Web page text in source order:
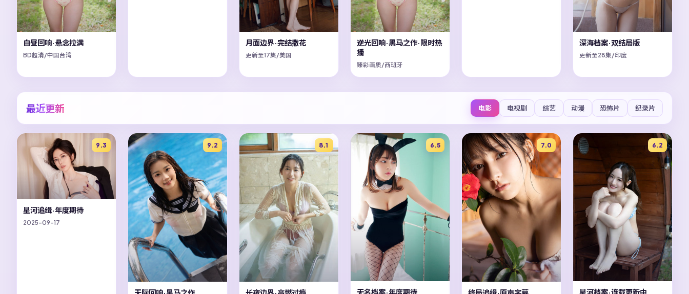
白昼回响·悬念拉满
BD超清/中国台湾
月面边界·完结撒花
更新至17集/美国
逆光回响·黑马之作·限时热
播
臻彩画质/西班牙
深海档案·双结局版
更新至28集/印度
最近更新 电影 电视剧 综艺 动漫 恐怖片 纪录片
9.3
星河追缉·年度期待
2025-09-17
9.2 8.1 6.5
无名档案·年度期待
7.0 6.2
星河档案·连载更新中